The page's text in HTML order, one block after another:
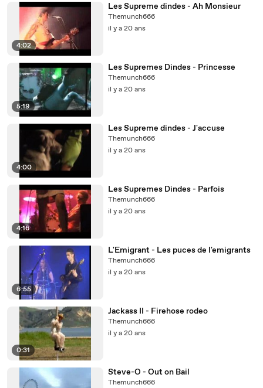
4:02
Les Supreme dindes - Ah Monsieur
Themunch666
il y a 20 ans
5:19
Les Supremes Dindes - Princesse
Themunch666
il y a 20 ans
4:00
Les Supreme dindes - J'accuse
Themunch666
il y a 20 ans
4:16
Les Supremes Dindes - Parfois
Themunch666
il y a 20 ans
6:55
L'Emigrant - Les puces de l'emigrants
Themunch666
il y a 20 ans
0:31
Jackass II - Firehose rodeo
Themunch666
il y a 20 ans
Steve-O - Out on Bail
Themunch666